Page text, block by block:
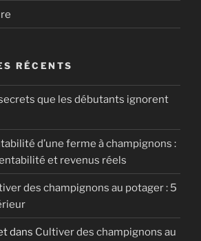
RÉCENTS
que les débutants ignorent
d’une ferme à champignons :
et revenus réels
des champignons au potager : 5
dans Cultiver des champignons au